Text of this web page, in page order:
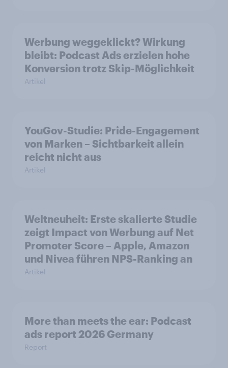
Werbung weggeklickt? Wirkung
bleibt: Podcast Ads erzielen hohe
Konversion trotz Skip-Möglichkeit
Artikel
YouGov-Studie: Pride-Engagement
von Marken – Sichtbarkeit allein
reicht nicht aus
Artikel
Weltneuheit: Erste skalierte Studie
zeigt Impact von Werbung auf Net
Promoter Score – Apple, Amazon
und Nivea führen NPS-Ranking an
Artikel
More than meets the ear: Podcast
ads report 2026 Germany
Report